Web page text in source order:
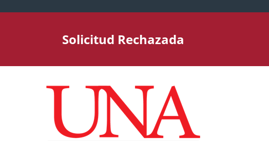
Solicitud Rechazada